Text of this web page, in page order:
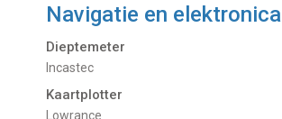
Navigatie en elektronica
Dieptemeter
Incastec
Kaartplotter
Lowrance